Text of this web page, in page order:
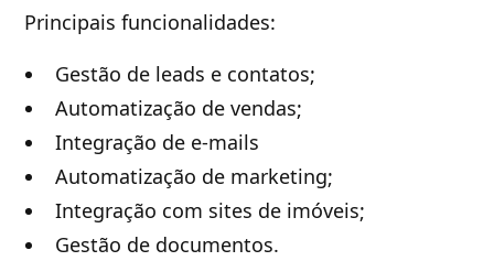
Principais funcionalidades:
Gestão de leads e contatos;
Automatização de vendas;
Integração de e-mails
Automatização de marketing;
Integração com sites de imóveis;
Gestão de documentos.